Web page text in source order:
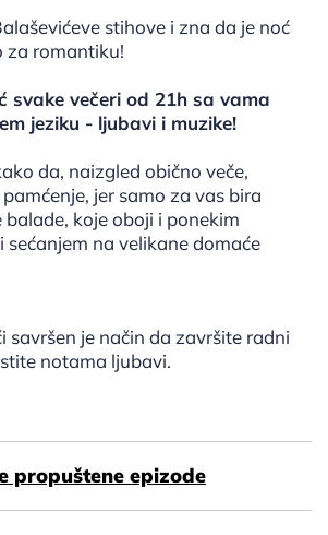
stihove i zna da je noć
za romantiku!
svake večeri od 21h sa vama
jeziku - ljubavi i muzike!
da, naizgled obično veče,
jer samo za vas bira
balade, koje oboji i ponekim
na velikane domaće
savršen je način da završite radni
notama ljubavi.
propuštene epizode